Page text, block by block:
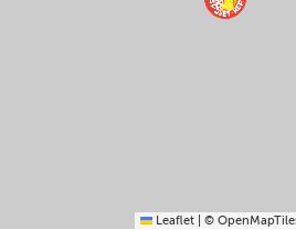
Leaflet ©